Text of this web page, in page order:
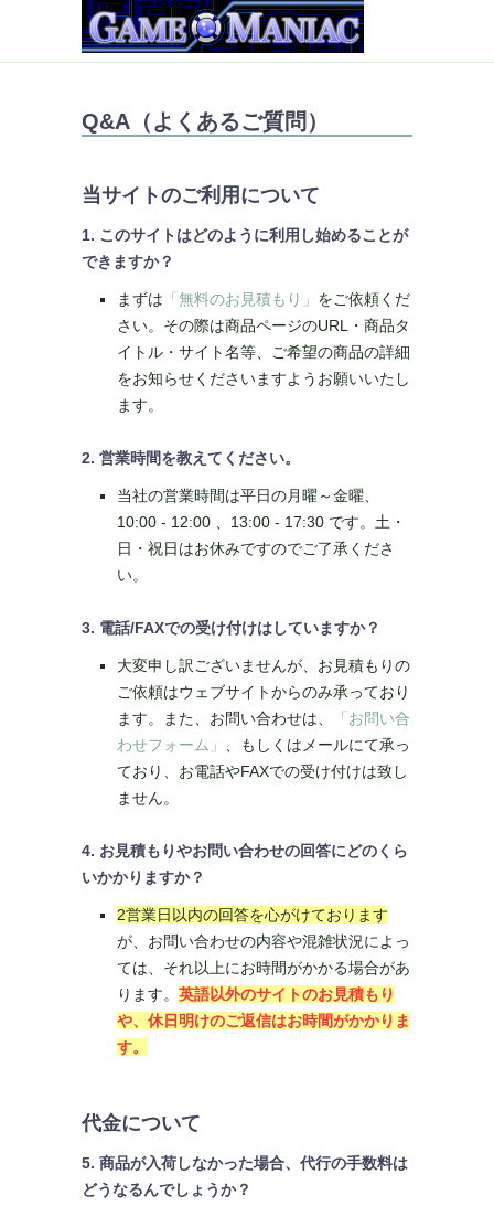
Q&A（よくあるご質問）
当サイトのご利用について
1. このサイトはどのように利用し始めることが
できますか？
まずは 「無料のお見積もり」 をご依頼くだ
さい。その際は商品ページのURL・商品タ
イトル・サイト名等、ご希望の商品の詳細
をお知らせくださいますようお願いいたし
ます。
2. 営業時間を教えてください。
当社の営業時間は平日の月曜～金曜、
10:00 - 12:00 、13:00 - 17:30 です。土・
日・祝日はお休みですのでご了承くださ
い。
3. 電話/FAXでの受け付けはしていますか？
大変申し訳ございませんが、お見積もりの
ご依頼はウェブサイトからのみ承っており
ます。また、お問い合わせは、
「お問い合
わせフォーム」
、もしくはメールにて承っ
ており、お電話やFAXでの受け付けは致し
ません。
4. お見積もりやお問い合わせの回答にどのくら
いかかりますか？
2営業日以内の回答を心がけております
が、お問い合わせの内容や混雑状況によっ
ては、それ以上にお時間がかかる場合があ
ります。 英語以外のサイトのお見積もり
や、休日明けのご返信はお時間がかかりま
す。
代金について
5. 商品が入荷しなかった場合、代行の手数料は
どうなるんでしょうか？